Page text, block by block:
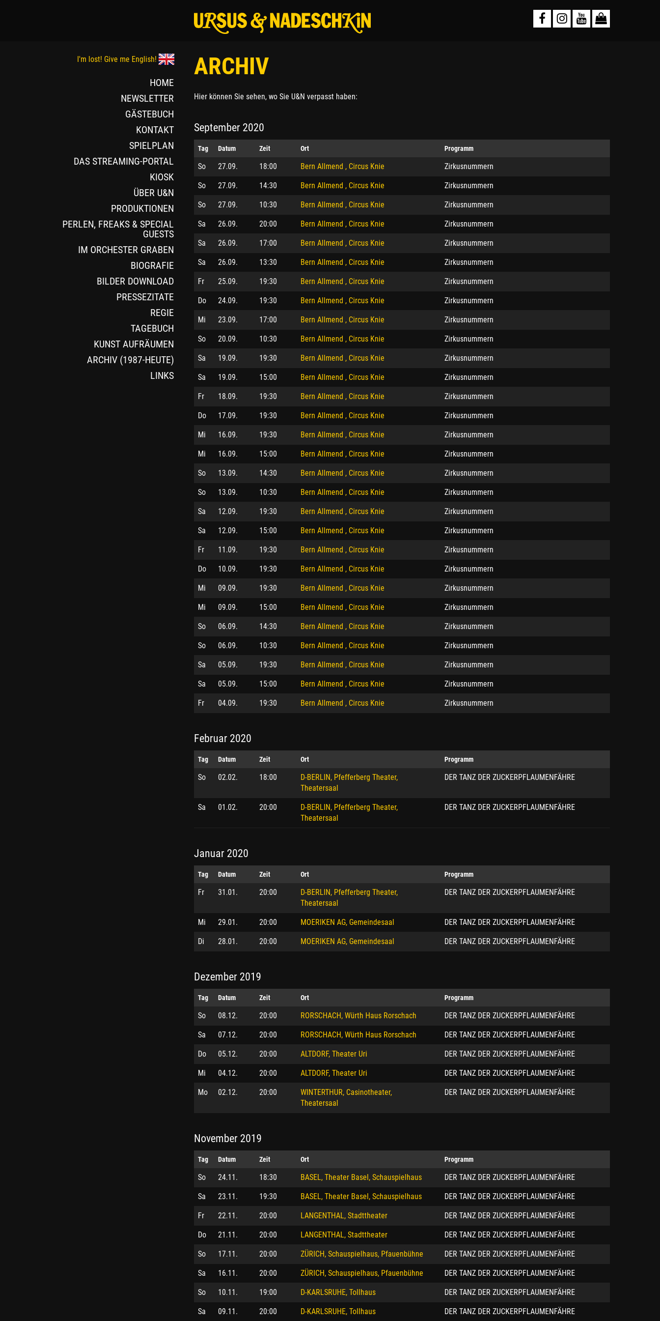
I'm lost! Give me English!
HOME
NEWSLETTER
GÄSTEBUCH
KONTAKT
SPIELPLAN
DAS STREAMING-PORTAL
KIOSK
ÜBER U&N
PRODUKTIONEN
PERLEN, FREAKS & SPECIAL
GUESTS
IM ORCHESTER GRABEN
BIOGRAFIE
BILDER DOWNLOAD
PRESSEZITATE
REGIE
TAGEBUCH
KUNST AUFRÄUMEN
ARCHIV (1987-HEUTE)
LINKS
ARCHIV
Hier können Sie sehen, wo Sie U&N verpasst haben:
September 2020
Tag Datum Zeit Ort Programm
So 27.09. 18:00 Bern Allmend , Circus Knie Zirkusnummern
So 27.09. 14:30 Bern Allmend , Circus Knie Zirkusnummern
So 27.09. 10:30 Bern Allmend , Circus Knie Zirkusnummern
Sa 26.09. 20:00 Bern Allmend , Circus Knie Zirkusnummern
Sa 26.09. 17:00 Bern Allmend , Circus Knie Zirkusnummern
Sa 26.09. 13:30 Bern Allmend , Circus Knie Zirkusnummern
Fr 25.09. 19:30 Bern Allmend , Circus Knie Zirkusnummern
Do 24.09. 19:30 Bern Allmend , Circus Knie Zirkusnummern
Mi 23.09. 17:00 Bern Allmend , Circus Knie Zirkusnummern
So 20.09. 10:30 Bern Allmend , Circus Knie Zirkusnummern
Sa 19.09. 19:30 Bern Allmend , Circus Knie Zirkusnummern
Sa 19.09. 15:00 Bern Allmend , Circus Knie Zirkusnummern
Fr 18.09. 19:30 Bern Allmend , Circus Knie Zirkusnummern
Do 17.09. 19:30 Bern Allmend , Circus Knie Zirkusnummern
Mi 16.09. 19:30 Bern Allmend , Circus Knie Zirkusnummern
Mi 16.09. 15:00 Bern Allmend , Circus Knie Zirkusnummern
So 13.09. 14:30 Bern Allmend , Circus Knie Zirkusnummern
So 13.09. 10:30 Bern Allmend , Circus Knie Zirkusnummern
Sa 12.09. 19:30 Bern Allmend , Circus Knie Zirkusnummern
Sa 12.09. 15:00 Bern Allmend , Circus Knie Zirkusnummern
Fr 11.09. 19:30 Bern Allmend , Circus Knie Zirkusnummern
Do 10.09. 19:30 Bern Allmend , Circus Knie Zirkusnummern
Mi 09.09. 19:30 Bern Allmend , Circus Knie Zirkusnummern
Mi 09.09. 15:00 Bern Allmend , Circus Knie Zirkusnummern
So 06.09. 14:30 Bern Allmend , Circus Knie Zirkusnummern
So 06.09. 10:30 Bern Allmend , Circus Knie Zirkusnummern
Sa 05.09. 19:30 Bern Allmend , Circus Knie Zirkusnummern
Sa 05.09. 15:00 Bern Allmend , Circus Knie Zirkusnummern
Fr 04.09. 19:30 Bern Allmend , Circus Knie Zirkusnummern
Februar 2020
Tag Datum Zeit Ort Programm
So 02.02. 18:00
D-BERLIN, Pfefferberg Theater,
Theatersaal
DER TANZ DER ZUCKERPFLAUMENFÄHRE
Sa 01.02. 20:00
D-BERLIN, Pfefferberg Theater,
Theatersaal
DER TANZ DER ZUCKERPFLAUMENFÄHRE
Januar 2020
Tag Datum Zeit Ort Programm
Fr 31.01. 20:00
D-BERLIN, Pfefferberg Theater,
Theatersaal
DER TANZ DER ZUCKERPFLAUMENFÄHRE
Mi 29.01. 20:00 MOERIKEN AG, Gemeindesaal DER TANZ DER ZUCKERPFLAUMENFÄHRE
Di 28.01. 20:00 MOERIKEN AG, Gemeindesaal DER TANZ DER ZUCKERPFLAUMENFÄHRE
Dezember 2019
Tag Datum Zeit Ort Programm
So 08.12. 20:00 RORSCHACH, Würth Haus Rorschach DER TANZ DER ZUCKERPFLAUMENFÄHRE
Sa 07.12. 20:00 RORSCHACH, Würth Haus Rorschach DER TANZ DER ZUCKERPFLAUMENFÄHRE
Do 05.12. 20:00 ALTDORF, Theater Uri DER TANZ DER ZUCKERPFLAUMENFÄHRE
Mi 04.12. 20:00 ALTDORF, Theater Uri DER TANZ DER ZUCKERPFLAUMENFÄHRE
Mo 02.12. 20:00
WINTERTHUR, Casinotheater,
Theatersaal
DER TANZ DER ZUCKERPFLAUMENFÄHRE
November 2019
Tag Datum Zeit Ort Programm
So 24.11. 18:30 BASEL, Theater Basel, Schauspielhaus DER TANZ DER ZUCKERPFLAUMENFÄHRE
Sa 23.11. 19:30 BASEL, Theater Basel, Schauspielhaus DER TANZ DER ZUCKERPFLAUMENFÄHRE
Fr 22.11. 20:00 LANGENTHAL, Stadttheater DER TANZ DER ZUCKERPFLAUMENFÄHRE
Do 21.11. 20:00 LANGENTHAL, Stadttheater DER TANZ DER ZUCKERPFLAUMENFÄHRE
So 17.11. 20:00 ZÜRICH, Schauspielhaus, Pfauenbühne DER TANZ DER ZUCKERPFLAUMENFÄHRE
Sa 16.11. 20:00 ZÜRICH, Schauspielhaus, Pfauenbühne DER TANZ DER ZUCKERPFLAUMENFÄHRE
So 10.11. 19:00 D-KARLSRUHE, Tollhaus DER TANZ DER ZUCKERPFLAUMENFÄHRE
Sa 09.11. 20:00 D-KARLSRUHE, Tollhaus DER TANZ DER ZUCKERPFLAUMENFÄHRE